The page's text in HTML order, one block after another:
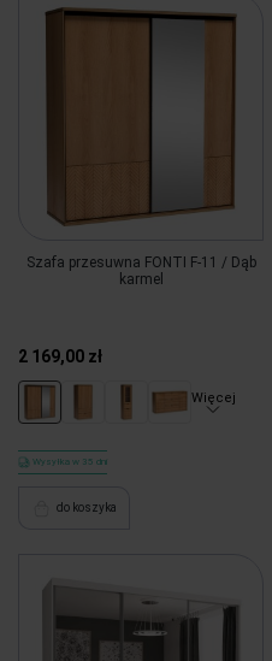
Szafa przesuwna FONTI F-11 / Dąb
karmel
2 169,00 zł
Więcej
Wysyłka w 35 dni
do koszyka